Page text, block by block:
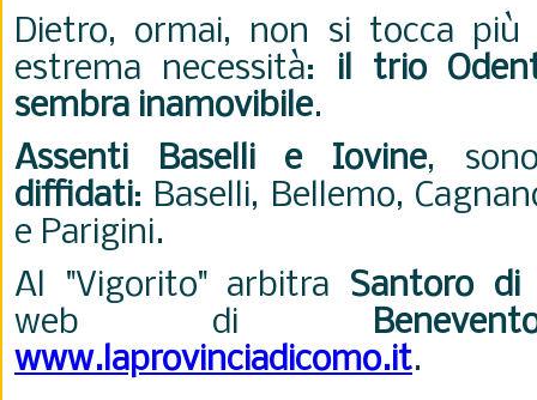
Dietro, ormai, non si tocca
estrema necessità: il trio
sembra inamovibile.
Assenti Baselli e Iovine,
diffidati: Baselli, Bellemo,
e Parigini.
Al "Vigorito" arbitra Santoro di
web di
www.laprovinciadicomo.it.